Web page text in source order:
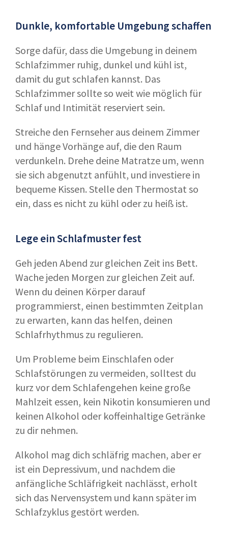
Dunkle, komfortable Umgebung schaffen
Sorge dafür, dass die Umgebung in deinem
Schlafzimmer ruhig, dunkel und kühl ist,
damit du gut schlafen kannst. Das
Schlafzimmer sollte so weit wie möglich für
Schlaf und Intimität reserviert sein.
Streiche den Fernseher aus deinem Zimmer
und hänge Vorhänge auf, die den Raum
verdunkeln. Drehe deine Matratze um, wenn
sie sich abgenutzt anfühlt, und investiere in
bequeme Kissen. Stelle den Thermostat so
ein, dass es nicht zu kühl oder zu heiß ist.
Lege ein Schlafmuster fest
Geh jeden Abend zur gleichen Zeit ins Bett.
Wache jeden Morgen zur gleichen Zeit auf.
Wenn du deinen Körper darauf
programmierst, einen bestimmten Zeitplan
zu erwarten, kann das helfen, deinen
Schlafrhythmus zu regulieren.
Um Probleme beim Einschlafen oder
Schlafstörungen zu vermeiden, solltest du
kurz vor dem Schlafengehen keine große
Mahlzeit essen, kein Nikotin konsumieren und
keinen Alkohol oder koffeinhaltige Getränke
zu dir nehmen.
Alkohol mag dich schläfrig machen, aber er
ist ein Depressivum, und nachdem die
anfängliche Schläfrigkeit nachlässt, erholt
sich das Nervensystem und kann später im
Schlafzyklus gestört werden.